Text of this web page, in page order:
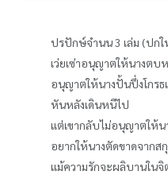
ปรปักษ์จำนน 3 เล่ม (ปกใ
เว่ยเซ่าอนุญาตให้นางตบ
อนุญาตให้นางปั้นปึ่งโกรธ
หันหลังเดินหนีไป
แต่เขากลับไม่อนุญาตให้น
อยากให้นางตัดขาดจากส
แม้ความรักจะผลิบานในจิต